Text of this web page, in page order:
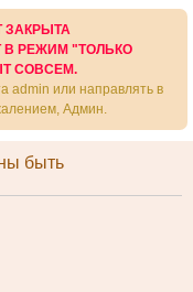
ЗАКРЫТА
В РЕЖИМ "ТОЛЬКО
СОВСЕМ.
admin или направлять в
Админ.
быть